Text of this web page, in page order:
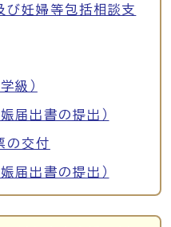
び妊婦等包括相談支
級）
届出書の提出）
の交付
届出書の提出）